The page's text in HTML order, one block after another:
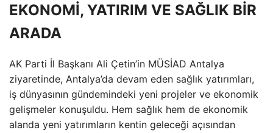
EKONOMİ, YATIRIM VE SAĞLIK BİR
ARADA
AK Parti İl Başkanı Ali Çetin’in MÜSİAD Antalya
ziyaretinde, Antalya’da devam eden sağlık yatırımları,
iş dünyasının gündemindeki yeni projeler ve ekonomik
gelişmeler konuşuldu. Hem sağlık hem de ekonomik
alanda yeni yatırımların kentin geleceği açısından